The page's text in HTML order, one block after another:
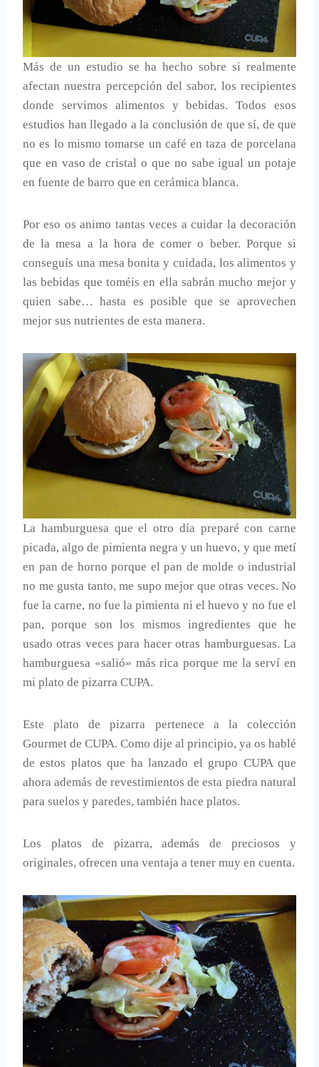
Más de un estudio se ha hecho sobre si realmente
afectan nuestra percepción del sabor, los recipientes
donde servimos alimentos y bebidas. Todos esos
estudios han llegado a la conclusión de que sí, de que
no es lo mismo tomarse un café en taza de porcelana
que en vaso de cristal o que no sabe igual un potaje
en fuente de barro que en cerámica blanca.
Por eso os animo tantas veces a cuidar la decoración
de la mesa a la hora de comer o beber. Porque si
conseguís una mesa bonita y cuidada, los alimentos y
las bebidas que toméis en ella sabrán mucho mejor y
quien sabe… hasta es posible que se aprovechen
mejor sus nutrientes de esta manera.
La hamburguesa que el otro día preparé con carne
picada, algo de pimienta negra y un huevo, y que metí
en pan de horno porque el pan de molde o industrial
no me gusta tanto, me supo mejor que otras veces. No
fue la carne, no fue la pimienta ni el huevo y no fue el
pan, porque son los mismos ingredientes que he
usado otras veces para hacer otras hamburguesas. La
hamburguesa «salió» más rica porque me la serví en
mi plato de pizarra CUPA.
Este plato de pizarra pertenece a la colección
Gourmet de CUPA. Como dije al principio, ya os hablé
de estos platos que ha lanzado el grupo CUPA que
ahora además de revestimientos de esta piedra natural
para suelos y paredes, también hace platos.
Los platos de pizarra, además de preciosos y
originales, ofrecen una ventaja a tener muy en cuenta.